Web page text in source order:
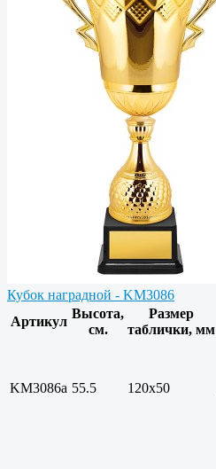
Кубок наградной - KM3086
Артикул
Высота,
см.
Размер
таблички, мм
KM3086a 55.5 120х50